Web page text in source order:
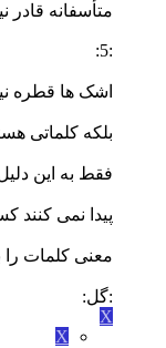
متأسفانه قادر
:5:
اشک ها قطره
بلکه کلماتى
فقط به این
پیدا نمی کنند
معنى کلمات را
:گل:
X
X